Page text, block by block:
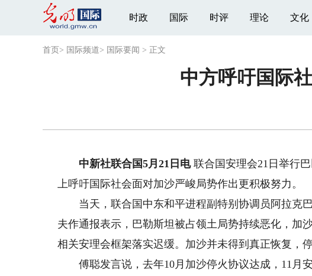
时政 国际 时评 理论 文化
首页 > 国际频道> 国际要闻 > 正文
中方呼吁国际
中新社联合国5月21日电联合国安理会21日举行
上呼吁国际社会面对加沙严峻局势作出更积极努力。
当天，联合国中东和平进程副特别协调员阿拉克巴
夫作通报表示，巴勒斯坦被占领土局势持续恶化，加
相关安理会框架落实迟缓。加沙并未得到真正恢复，
傅聪发言说，去年10月加沙停火协议达成，11月